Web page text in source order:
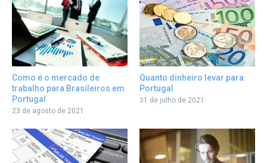
Como é o mercado de
trabalho para Brasileiros em
Portugal
23 de agosto de 2021
Quanto dinheiro levar para
Portugal
31 de julho de 2021